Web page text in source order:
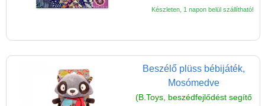
Készleten, 1 napon belül szállítható!
Beszélő plüss bébijáték,
Mosómedve
(B.Toys, beszédfejlődést segítő